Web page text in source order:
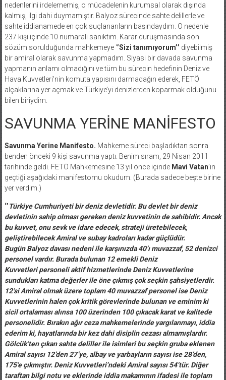
nedenlerini irdelememiş, o mücadelenin kurumsal olarak dışında
kalmış, ilgi dahi duymamıştır. Balyoz sürecinde sahte delillerle ve
sahte iddianamede en çok suçlananların başındaydım. O nedenle
237 kişi içinde 10 numaralı sanıktım. Karar duruşmasında son
sözüm sorulduğunda mahkemeye ‘’Sizi tanımıyorum’’ diyebilmiş
bir amiral olarak savunma yapmadım. Siyasi bir davada savunma
yapmanın anlamı olmadığını ve tüm bu sürecin hedefinin Deniz ve
Hava Kuvvetleri’nin komuta yapısını darmadağın ederek, FETÖ
alçaklarına yer açmak ve Türkiye’yi denizlerden koparmak olduğunu
bilen biriydim.
SAVUNMA YERİNE MANİFESTO
Savunma Yerine Manifesto. Mahkeme süreci başladıktan sonra
benden önceki 9 kişi savunma yaptı. Benim sıram, 29 Nisan 2011
tarihinde geldi. FETÖ Mahkemesine 13 yıl önce içinde Mavi Vatan’ın
geçtiği aşağıdaki manifestomu okudum. (Burada sadece beşte birine
yer verdim.)
‘’Türkiye Cumhuriyeti bir deniz devletidir. Bu devlet bir deniz
devletinin sahip olması gereken deniz kuvvetinin de sahibidir. Ancak
bu kuvvet, onu sevk ve idare edecek, strateji üretebilecek,
geliştirebilecek Amiral ve subay kadroları kadar güçlüdür.
Bugün Balyoz davası nedeni ile karşınızda 40’ı muvazzaf, 52 denizci
personel vardır. Burada bulunan 12 emekli Deniz
Kuvvetleri personeli aktif hizmetlerinde Deniz Kuvvetlerine
sundukları katma değerler ile öne çıkmış çok seçkin şahsiyetlerdir.
12’si Amiral olmak üzere toplam 40 muvazzaf personel ise Deniz
Kuvvetlerinin halen çok kritik görevlerinde bulunan ve eminim ki
sicil ortalaması alınsa 100 üzerinden 100 çıkacak karat ve kalitede
personelidir. Bırakın ağır ceza mahkemelerinde yargılanmayı, iddia
ederim ki, hayatlarında bir kez dahi disiplin cezası almamışlardır.
Gölcük’ten çıkan sahte deliller ile isimleri bu seçkin gruba eklenen
Amiral sayısı 12’den 27’ye, albay ve yarbayların sayısı ise 28’den,
175’e çıkmıştır. Deniz Kuvvetleri’ndeki Amiral sayısı 54’tür. Diğer
taraftan bilgi notu ve eklerinde iddia makamının ifadesi ile toplam